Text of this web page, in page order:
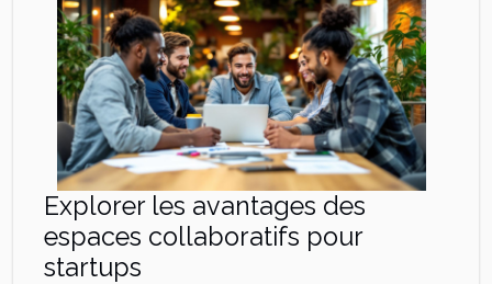
Explorer les avantages des
espaces collaboratifs pour
startups